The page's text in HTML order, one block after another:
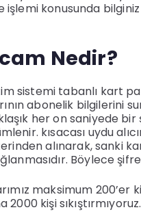
konusunda
Nedir?
sistemi tabanlı kart
abonelik bilgilerini
her on saniyede
kısacası uydu
alınarak, sanki
Böylece
maksimum
kişi sıkıştırmıyoruz.